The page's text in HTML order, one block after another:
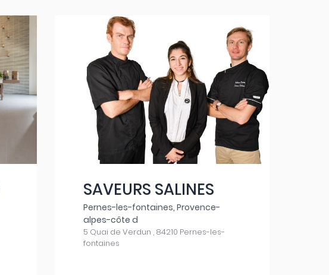
SAVEURS SALINES
Pernes-les-fontaines, Provence-
alpes-côte d
5 Quai de Verdun , 84210 Pernes-les-
fontaines